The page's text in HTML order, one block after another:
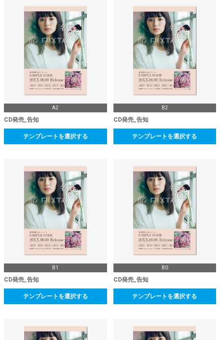
A2
CD発売_告知
テンプレートを選択する
B2
CD発売_告知
テンプレートを選択する
B1
CD発売_告知
テンプレートを選択する
B0
CD発売_告知
テンプレートを選択する